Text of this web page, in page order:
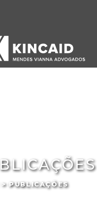
> PUBLICAÇÕES